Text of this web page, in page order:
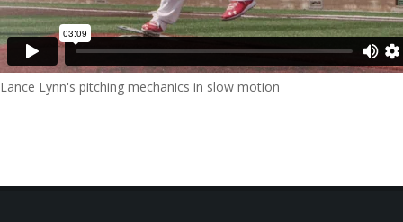
Lance Lynn's pitching mechanics in slow motion